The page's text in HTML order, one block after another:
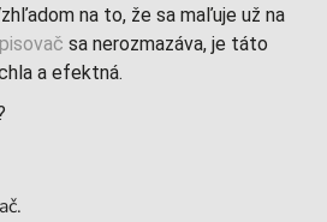
na to, že sa maľuje už na
sa nerozmazáva, je táto
a efektná.